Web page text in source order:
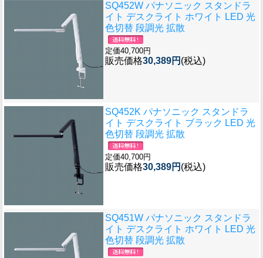
SQ452W パナソニック スタンドラ
イト デスクライト ホワイト LED 光
色切替 段調光 拡散
定価40,700円
販売価格30,389円 (税込)
SQ452K パナソニック スタンドラ
イト デスクライト ブラック LED 光
色切替 段調光 拡散
定価40,700円
販売価格30,389円 (税込)
SQ451W パナソニック スタンドラ
イト デスクライト ホワイト LED 光
色切替 段調光 拡散